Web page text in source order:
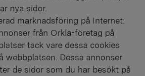
nya sidor.
marknadsföring på Internet:
från Orkla-företag på
tack vare dessa cookies
webbplatsen. Dessa annonser
de sidor som du har besökt på